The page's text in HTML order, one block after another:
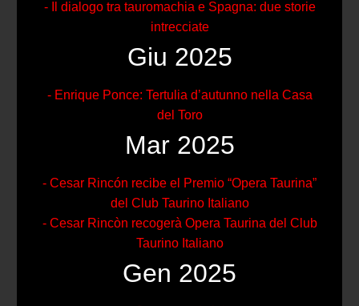
- Il dialogo tra tauromachia e Spagna: due storie
intrecciate
Giu 2025
- Enrique Ponce: Tertulia d’autunno nella Casa
del Toro
Mar 2025
- Cesar Rincón recibe el Premio “Opera Taurina”
del Club Taurino Italiano
- Cesar Rincòn recogerà Opera Taurina del Club
Taurino Italiano
Gen 2025